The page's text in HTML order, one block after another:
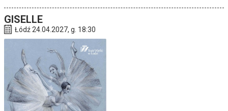
GISELLE
Łódź 24.04.2027, g. 18:30